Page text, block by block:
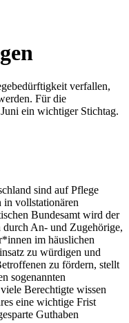
verfallen,
Für die
ein wichtiger Stichtag.
sind auf Pflege
in vollstationären
Bundesamt wird der
durch An- und Zugehörige,
im häuslichen
zu würdigen und
zu fördern, stellt
sogenannten
Berechtigte wissen
eine wichtige Frist
Guthaben